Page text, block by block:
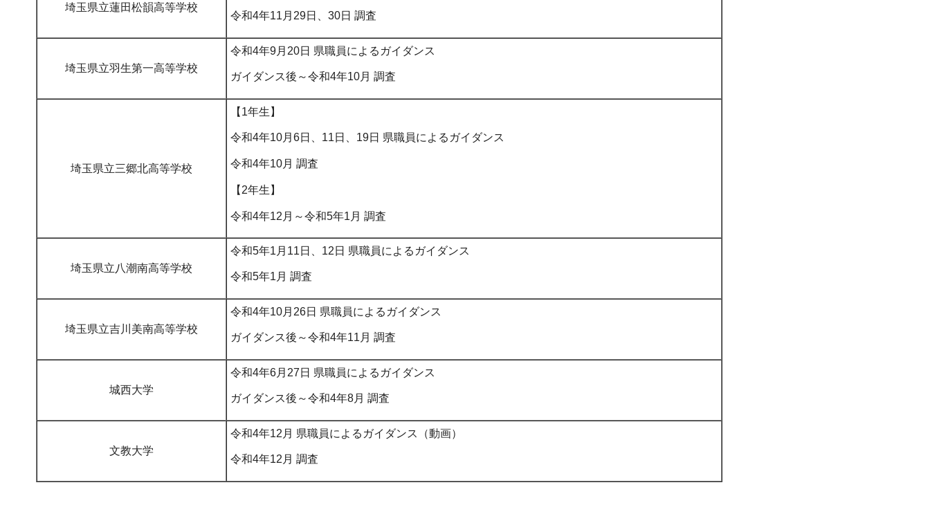
埼玉県立蓮田松韻高等学校
令和4年11月29日、30日 調査
埼玉県立羽生第一高等学校
令和4年9月20日 県職員によるガイダンス
ガイダンス後～令和4年10月 調査
埼玉県立三郷北高等学校
【1年生】
令和4年10月6日、11日、19日 県職員によるガイダンス
令和4年10月 調査
【2年生】
令和4年12月～令和5年1月 調査
埼玉県立八潮南高等学校
令和5年1月11日、12日 県職員によるガイダンス
令和5年1月 調査
埼玉県立吉川美南高等学校
令和4年10月26日 県職員によるガイダンス
ガイダンス後～令和4年11月 調査
城西大学
令和4年6月27日 県職員によるガイダンス
ガイダンス後～令和4年8月 調査
文教大学
令和4年12月 県職員によるガイダンス（動画）
令和4年12月 調査